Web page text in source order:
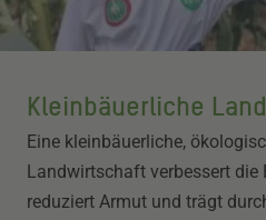
Kleinbäuerliche
Eine kleinbäuerliche,
Landwirtschaft verbessert
reduziert Armut und trägt